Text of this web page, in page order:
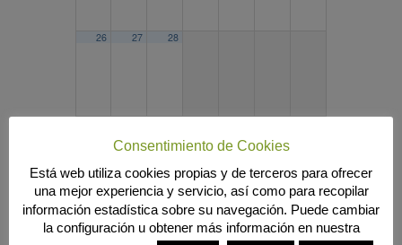
26 27 28
Búsqueda
MENÚ PRINCIPAL
Consentimiento de Cookies
Está web utiliza cookies propias y de terceros para ofrecer
una mejor experiencia y servicio, así como para recopilar
información estadística sobre su navegación. Puede cambiar
la configuración u obtener más información en nuestra